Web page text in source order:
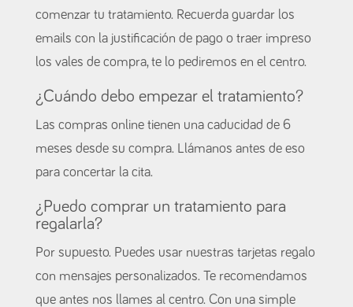
comenzar tu tratamiento. Recuerda guardar los
emails con la justificación de pago o traer impreso
los vales de compra, te lo pediremos en el centro.
¿Cuándo debo empezar el tratamiento?
Las compras online tienen una caducidad de 6
meses desde su compra. Llámanos antes de eso
para concertar la cita.
¿Puedo comprar un tratamiento para
regalarla?
Por supuesto. Puedes usar nuestras tarjetas regalo
con mensajes personalizados. Te recomendamos
que antes nos llames al centro. Con una simple